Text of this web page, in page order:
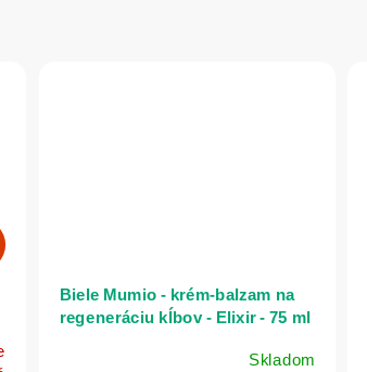
Biele Mumio - krém-balzam na
regeneráciu kĺbov - Elixir - 75 ml
Skladom